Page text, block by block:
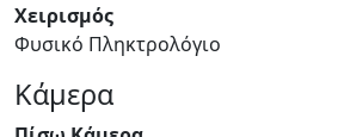
Χειρισμός
Φυσικό Πληκτρολόγιο
Κάμερα